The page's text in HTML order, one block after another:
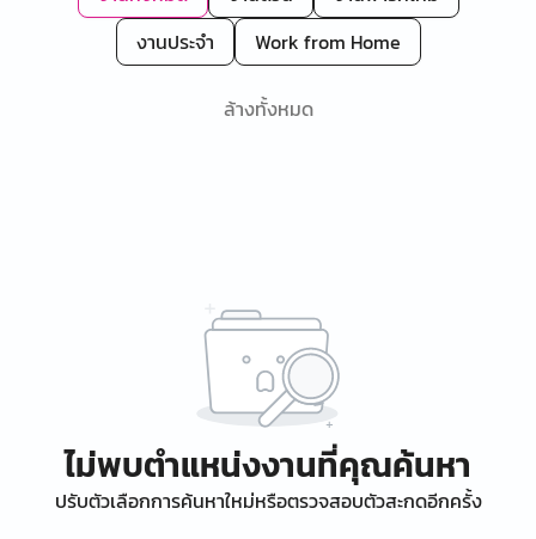
งานประจำ
Work from Home
ล้างทั้งหมด
ไม่พบตำแหน่งงานที่คุณค้นหา
ปรับตัวเลือกการค้นหาใหม่หรือตรวจสอบตัวสะกดอีกครั้ง